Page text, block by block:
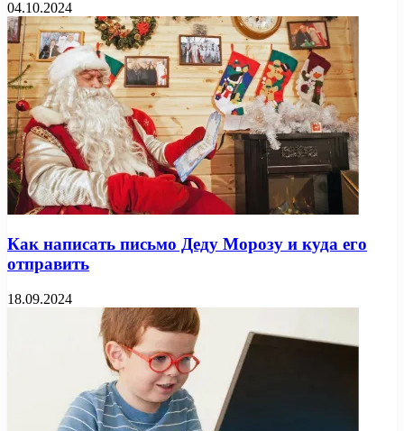
04.10.2024
Как написать письмо Деду Морозу и куда его
отправить
18.09.2024